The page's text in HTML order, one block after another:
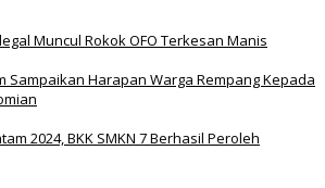
Muncul Rokok OFO Terkesan Manis
Sampaikan Harapan Warga Rempang Kepada
2024, BKK SMKN 7 Berhasil Peroleh